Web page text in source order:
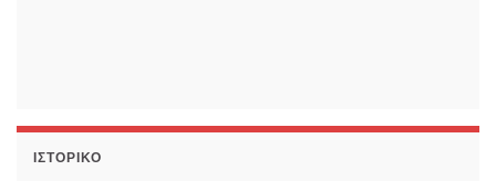
ΙΣΤΟΡΙΚΌ